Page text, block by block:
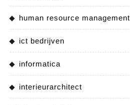
human resource management
ict bedrijven
informatica
interieurarchitect